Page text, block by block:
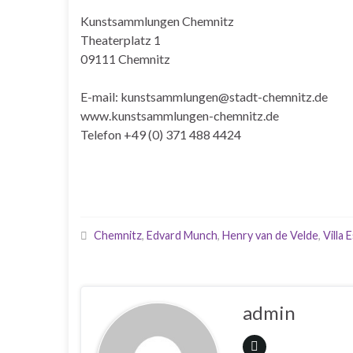
Kunstsammlungen Chemnitz
Theaterplatz 1
09111 Chemnitz
E-mail: kunstsammlungen@stadt-chemnitz.de
www.kunstsammlungen-chemnitz.de
Telefon +49 (0) 371 488 4424
Chemnitz, Edvard Munch, Henry van de Velde, Villa
admin